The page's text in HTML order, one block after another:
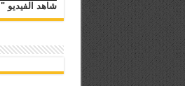
شاهد الفيديو